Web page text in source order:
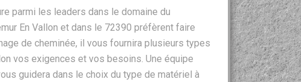
parmi les leaders dans le domaine du
En Vallon et dans le 72390 préfèrent faire
de cheminée, il vous fournira plusieurs types
vos exigences et vos besoins. Une équipe
guidera dans le choix du type de matériel à